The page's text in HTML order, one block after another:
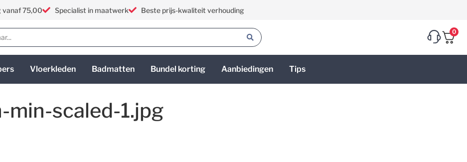
vanaf 75,00 Specialist in maatwerk Beste prijs-kwaliteit verhouding
0
Vloerkleden Badmatten Bundel korting Aanbiedingen Tips
scaled-1.jpg